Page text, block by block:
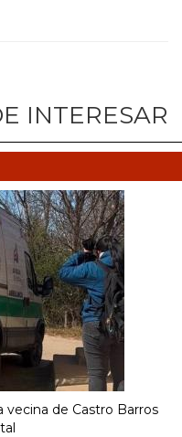
INTERESAR
vecina de Castro Barros